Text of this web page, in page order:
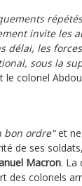
invite les
délai, les
sous la
le colonel
bon ordre"et ne
de ses
Macron. La
des colonels